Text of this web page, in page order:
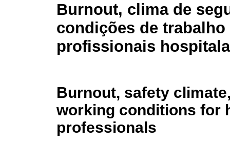
Burnout, clima de
condições de trabalho
profissionais
Burnout, safety
working conditions for
professionals